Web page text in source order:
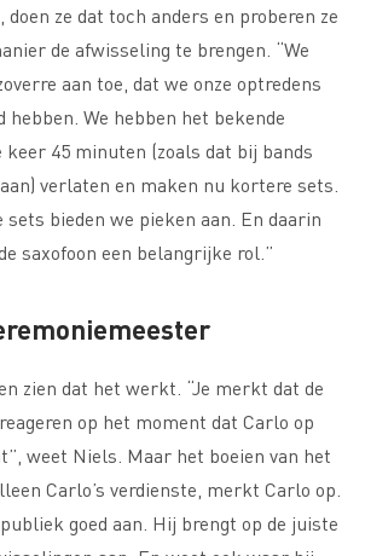
doen ze dat toch anders en proberen ze
de afwisseling te brengen. “We
aan toe, dat we onze optredens
hebben. We hebben het bekende
keer 45 minuten (zoals dat bij bands
verlaten en maken nu kortere sets.
bieden we pieken aan. En daarin
saxofoon een belangrijke rol.”
zien dat het werkt. “Je merkt dat de
op het moment dat Carlo op
weet Niels. Maar het boeien van het
Carlo’s verdienste, merkt Carlo op.
goed aan. Hij brengt op de juiste